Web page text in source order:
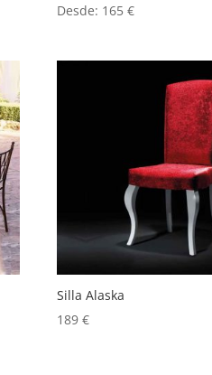
Desde: 165€
Silla Alaska
189€